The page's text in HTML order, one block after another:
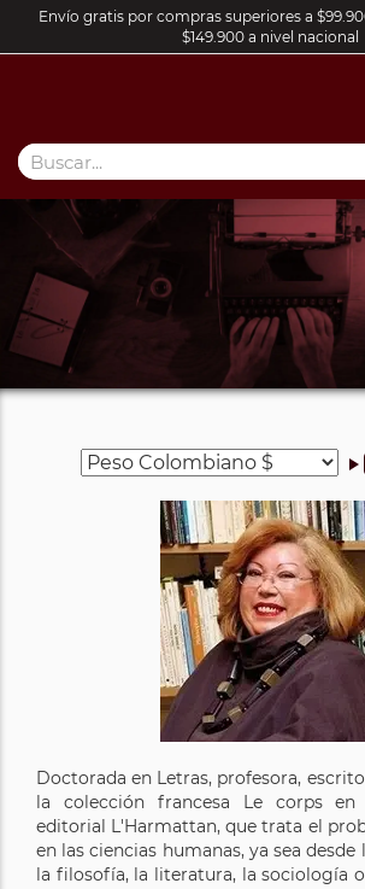
Envío gratis por compras superiores a
$149.900 a nivel nacional
Doctorada en Letras, profesora,
la colección francesa Le corps
editorial L'Harmattan, que trata el
en las ciencias humanas, ya sea
la filosofía, la literatura, la sociología